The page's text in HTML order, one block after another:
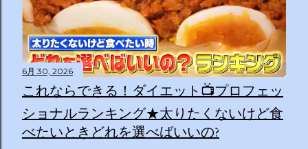
6月 30, 2026
これならできる！ダイエット📺プロフェッ
ショナルランキング★太りたくないけど食
べたいときどれを選べばいいの?